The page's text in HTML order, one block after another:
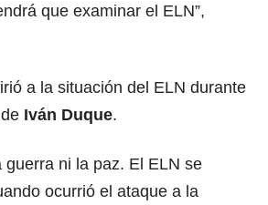
que examinar el ELN”,
a la situación del ELN durante
Iván Duque.
guerra ni la paz. El ELN se
ocurrió el ataque a la